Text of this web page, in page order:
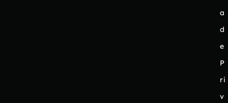
a
d
e
P
ri
v